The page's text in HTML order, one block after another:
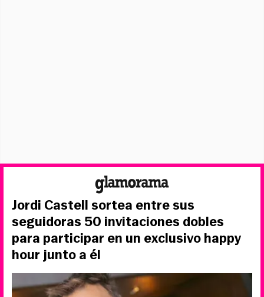
Jordi Castell sortea entre sus
seguidoras 50 invitaciones dobles
para participar en un exclusivo happy
hour junto a él